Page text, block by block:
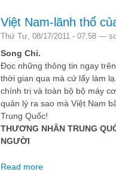
Việt Nam-lãnh thổ
Thứ Tư, 08/17/2011 - 07:58 —
Song Chi.
Đọc những thông tin ngay
thời gian qua mà cứ lấy làm
chính trị và toàn bộ bộ máy
quản lý ra sao mà Việt Nam
Trung Quốc!
THƯƠNG NHÂN TRUNG
NGƯỜI
Read more